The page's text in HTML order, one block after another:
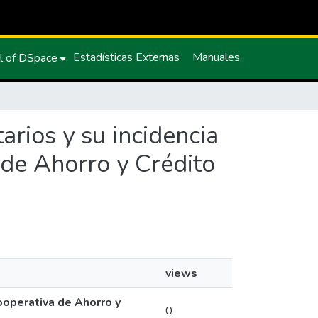
of DSpace Estadísticas Externas Manuales
y su incidencia
Ahorro y Crédito
views
de Ahorro y
0